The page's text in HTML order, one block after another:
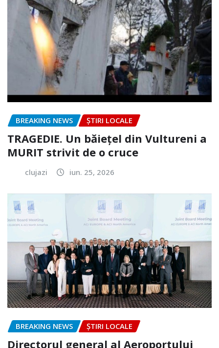
BREAKING NEWS ȘTIRI LOCALE
TRAGEDIE. Un băiețel din Vultureni a
MURIT strivit de o cruce
clujazi iun. 25, 2026
BREAKING NEWS ȘTIRI LOCALE
Directorul general al Aeroportului